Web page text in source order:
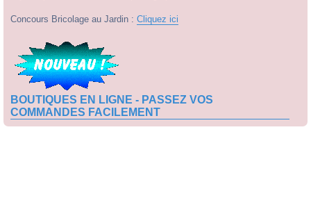
Concours Bricolage au Jardin : Cliquez ici
BOUTIQUES EN LIGNE - PASSEZ VOS
COMMANDES FACILEMENT